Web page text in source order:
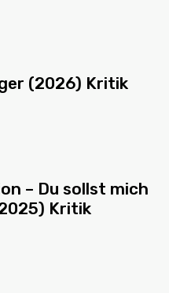
(2026) Kritik
– Du sollst mich
Kritik